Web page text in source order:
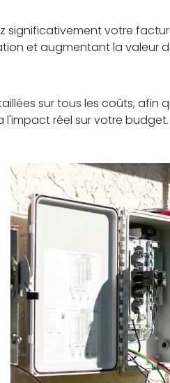
significativement votre
et augmentant la valeur
sur tous les coûts, afin
réel sur votre budget.